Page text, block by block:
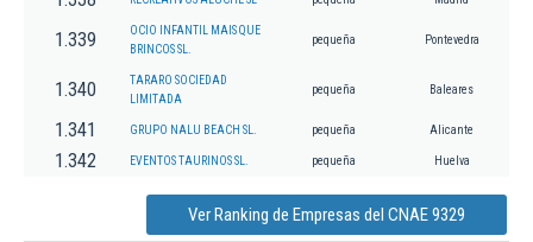
1.339
OCIO INFANTIL MAIS QUE
BRINCOS SL.
pequeña Pontevedra
1.340
TARARO SOCIEDAD
LIMITADA
pequeña Baleares
1.341 GRUPO NALU BEACH SL. pequeña Alicante
1.342 EVENTOS TAURINOS SL. pequeña Huelva
Ver Ranking de Empresas del CNAE 9329